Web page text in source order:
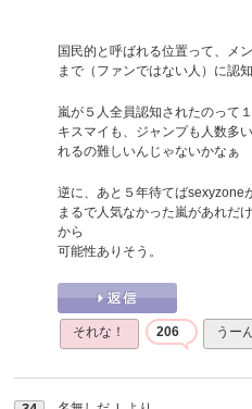
国民的と呼ばれる位置って、メ
まで（ファンではない人）に認
嵐が５人全員認知されたのって
キスマイも、ジャンプも人数多
れるの難しいんじゃないかなぁ
逆に、あと５年待てばsexyzone
まるで人気なかった嵐があれだ
から
可能性ありそう。
それな！ 206 うー